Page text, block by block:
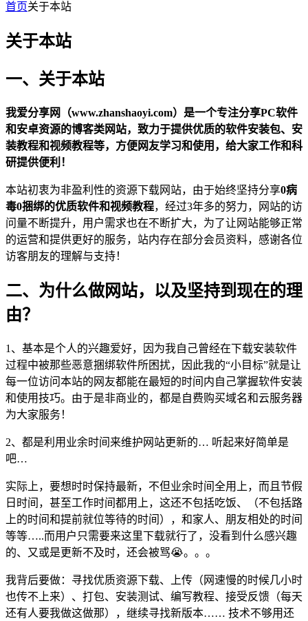
首页关于本站
关于本站
一、关于本站
我爱分享网（www.zhanshaoyi.com）是一个专注分享PC软件
和安卓资源的博客类网站，致力于提供优质的软件安装包、安
装教程和视频教程等，方便网友学习和使用，给大家工作和科
研提供便利！
本站初衷为非盈利性的资源下载网站，由于始终坚持分享0病
毒0捆绑的优质软件和视频教程，经过3年多的努力，网站的访
问量不断提升，用户需求也在不断扩大，为了让网站能够正常
的运营和提供更好的服务，站内存在部分会员资料，感谢各位
访客朋友的理解与支持！
二、 为什么做网站，以及坚持到现在的理
由？
1、基本是个人的兴趣爱好，因为我自己曾经在下载安装软件
过程中被那些恶意捆绑软件所困扰，因此我的“小目标”就是让
每一位访问本站的网友都能在最短的时间内自己掌握软件安装
和使用技巧。由于是非商业的，都是自费购买域名和云服务器
为大家服务！
2、都是利用业余时间来维护网站更新的… 听起来好简单是
吧…
实际上，要想时时保持最新，不但业余时间全用上，而且节假
日时间，甚至工作时间都用上，这还不包括吃饭、（不包括路
上的时间和提前就位等待的时间），和家人、朋友相处的时间
等等…..而用户只需要来这里下载就行了，没看到什么感兴趣
的、又或是更新不及时，还会被骂😭。。。
我背后要做：寻找优质资源下载、上传（网速慢的时候几小时
也传不上来）、打包、安装测试、编写教程、接受反馈（每天
还有人要我做这做那），继续寻找新版本…… 技术不够用还